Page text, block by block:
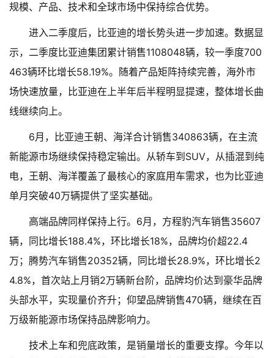
规模、产品、技术和全球市场中保持综合优势。
进入二季度后，比亚迪的增长势头进一步加速。数据显
示，二季度比亚迪集团累计销售1108048辆，较一季度700
463辆环比增长58.19%。随着产品矩阵持续完善，海外市
场快速放量，比亚迪在上半年后半程明显提速，整体增长曲
线继续向上。
6月，比亚迪王朝、海洋合计销售340863辆，在主流
新能源市场继续保持稳定输出。从轿车到SUV，从插混到纯
电，王朝、海洋覆盖了最核心的家庭用车需求，也为比亚迪
单月突破40万辆提供了坚实基础。
高端品牌同样保持上行。6月，方程豹汽车销售35607
辆，同比增长188.4%，环比增长18%，品牌均价超22.4
万；腾势汽车销售20352辆，同比增长28.9%，环比增长2
4.8%，首次站上月销2万辆新台阶，品牌均价达到豪华品牌
头部水平，实现量价齐升；仰望品牌销售470辆，继续在百
万级新能源市场保持品牌影响力。
技术上车和兜底政策，是销量增长的重要支撑。今年以